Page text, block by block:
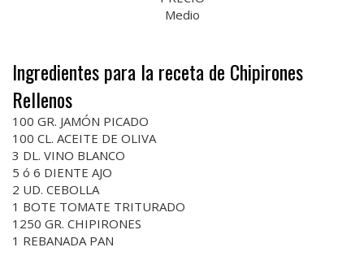
Medio
Ingredientes para la receta de Chipirones
Rellenos
100 GR. JAMÓN PICADO
100 CL. ACEITE DE OLIVA
3 DL. VINO BLANCO
5 ó 6 DIENTE AJO
2 UD. CEBOLLA
1 BOTE TOMATE TRITURADO
1250 GR. CHIPIRONES
1 REBANADA PAN